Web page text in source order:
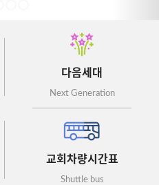
다음세대
Next Generation
교회차량시간표
Shuttle bus